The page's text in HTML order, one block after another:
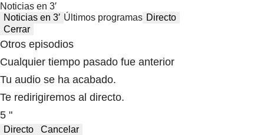
Noticias en 3′
Noticias en 3′ Últimos programas Directo
Cerrar
Otros episodios
Cualquier tiempo pasado fue anterior
Tu audio se ha acabado.
Te redirigiremos al directo.
5 "
Directo
Cancelar